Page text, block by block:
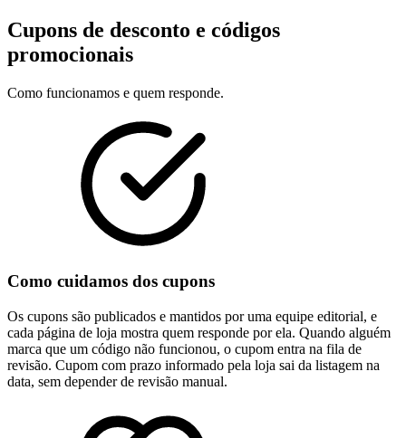
Cupons de desconto e códigos
promocionais
Como funcionamos e quem responde.
Como cuidamos dos cupons
Os cupons são publicados e mantidos por uma equipe editorial, e
cada página de loja mostra quem responde por ela. Quando alguém
marca que um código não funcionou, o cupom entra na fila de
revisão. Cupom com prazo informado pela loja sai da listagem na
data, sem depender de revisão manual.